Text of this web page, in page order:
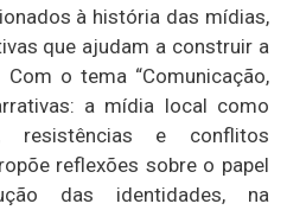
à história das mídias,
que ajudam a construir a
o tema “Comunicação,
a mídia local como
resistências e conflitos
reflexões sobre o papel
das identidades, na